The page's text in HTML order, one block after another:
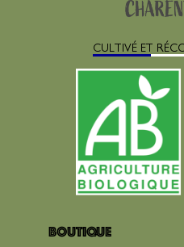
CULTIVÉ ET
Boutique